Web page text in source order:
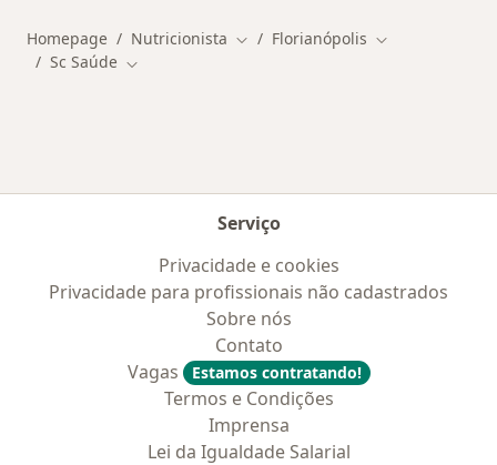
Homepage Nutricionista Mudar de cidade
Florianópolis Mudar de
Sc Saúde Mudar de cidade
Serviço
Privacidade e cookies
Privacidade para profissionais não cadastrados
Sobre nós
Contato
Vagas
Estamos contratando!
Termos e Condições
Imprensa
Lei da Igualdade Salarial